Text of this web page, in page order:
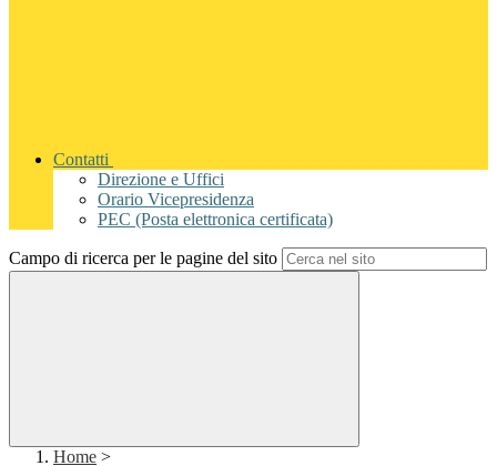
Contatti
Direzione e Uffici
Orario Vicepresidenza
PEC (Posta elettronica certificata)
Campo di ricerca per le pagine del sito
Home >